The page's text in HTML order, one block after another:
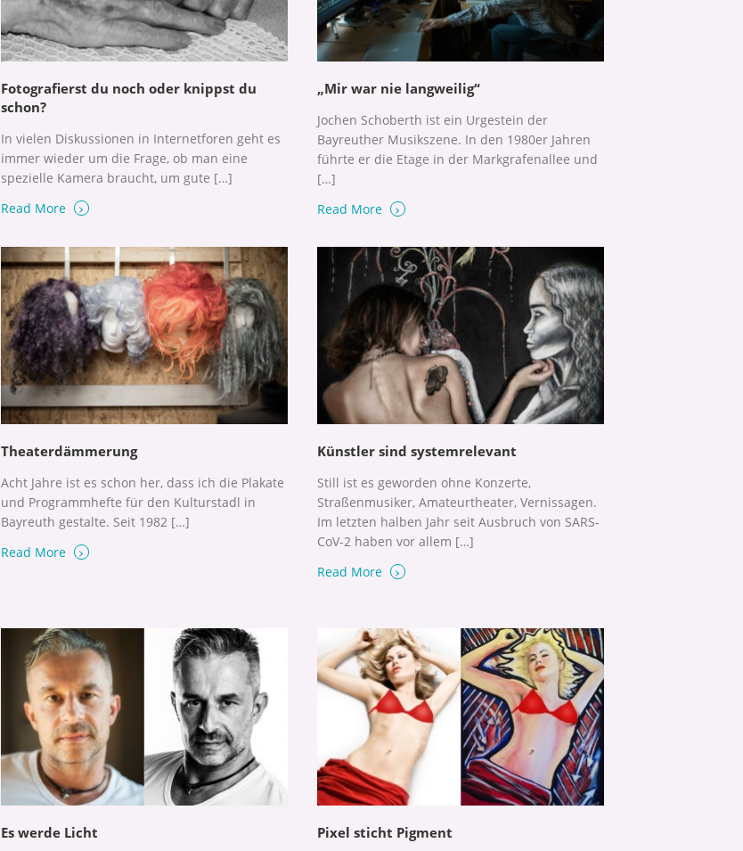
Fotografierst du noch oder knippst du
schon?
In vielen Diskussionen in Internetforen geht es
immer wieder um die Frage, ob man eine
spezielle Kamera braucht, um gute […]
Read More
›
„Mir war nie langweilig“
Jochen Schoberth ist ein Urgestein der
Bayreuther Musikszene. In den 1980er Jahren
führte er die Etage in der Markgrafenallee und
[…]
Read More
›
Theaterdämmerung
Acht Jahre ist es schon her, dass ich die Plakate
und Programmhefte für den Kulturstadl in
Bayreuth gestalte. Seit 1982 […]
Read More
›
Künstler sind systemrelevant
Still ist es geworden ohne Konzerte,
Straßenmusiker, Amateurtheater, Vernissagen.
Im letzten halben Jahr seit Ausbruch von SARS-
CoV-2 haben vor allem […]
Read More
›
Es werde Licht Pixel sticht Pigment